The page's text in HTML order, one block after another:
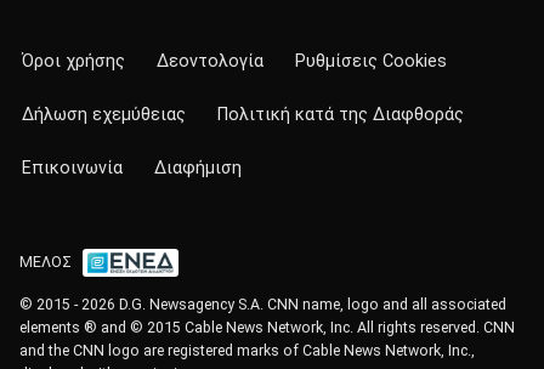
Όροι χρήσης Δεοντολογία Ρυθμίσεις Cookies
Δήλωση εχεμύθειας Πολιτική κατά της Διαφθοράς
Επικοινωνία Διαφήμιση
ΜΕΛΟΣ
© 2015 - 2026 D.G. Newsagency S.A. CNN name, logo and all associated
elements ® and © 2015 Cable News Network, Inc. All rights reserved. CNN
and the CNN logo are registered marks of Cable News Network, Inc.,